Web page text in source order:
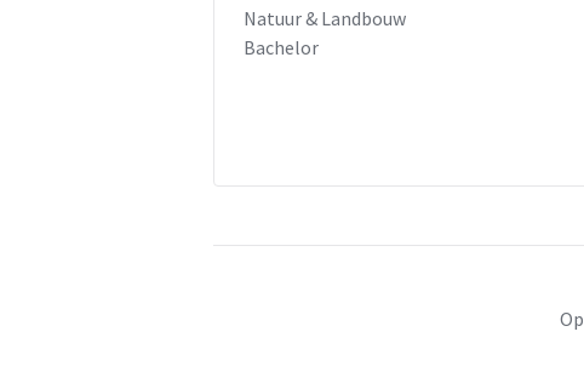
Natuur & Landbouw
Bachelor